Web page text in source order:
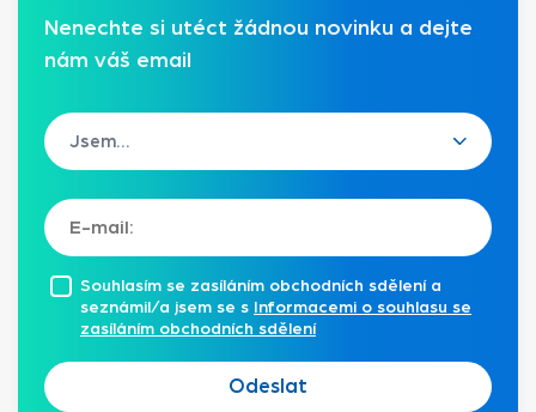
Nenechte si utéct žádnou novinku a dejte
nám váš email
Souhlasím se zasíláním obchodních sdělení a
seznámil/a jsem se s
Informacemi o souhlasu se
zasíláním obchodních sdělení
Odeslat